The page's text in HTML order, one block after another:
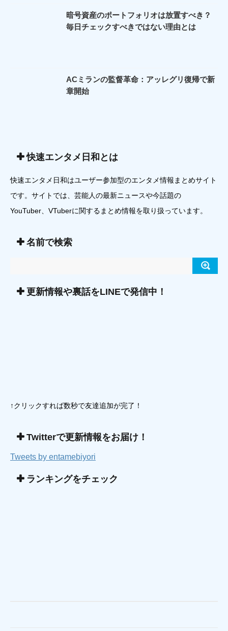
暗号資産のポートフォリオは放置すべき？
毎日チェックすべきではない理由とは
ACミランの監督革命：アッレグリ復帰で新
章開始
快速エンタメ日和とは
快速エンタメ日和はユーザー参加型のエンタメ情報まとめサイト
です。サイトでは、芸能人の最新ニュースや今話題の
YouTuber、VTuberに関するまとめ情報を取り扱っています。
名前で検索
更新情報や裏話をLINEで発信中！
↑クリックすれば数秒で友達追加が完了！
Twitterで更新情報をお届け！
Tweets by entamebiyori
ランキングをチェック